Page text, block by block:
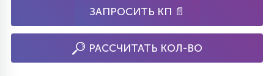
ЗАПРОСИТЬ КП 📄
РАССЧИТАТЬ КОЛ-ВО